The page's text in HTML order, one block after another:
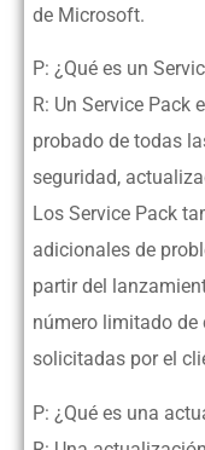
de Microsoft.
P: ¿Qué es un
R: Un Service
probado de todas
seguridad,
Los Service Pack
adicionales de
partir del
número limitado de
solicitadas por el
P: ¿Qué es una